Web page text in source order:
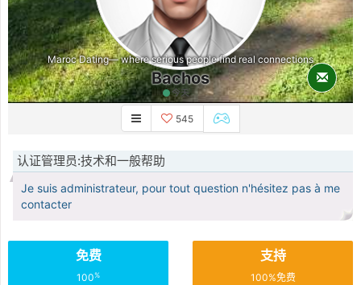
Maroc Dating— where serious people find real connections
Bachos
今天
545
认证管理员:技术和一般帮助
Je suis administrateur, pour tout question n'hésitez pas à me
contacter
免费
100%
支持
100%免费